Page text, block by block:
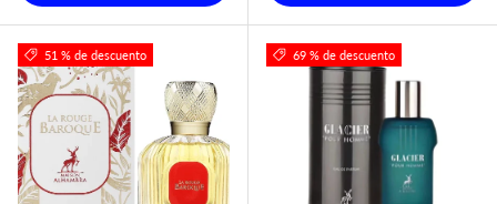
51 % de descuento 69 % de descuento